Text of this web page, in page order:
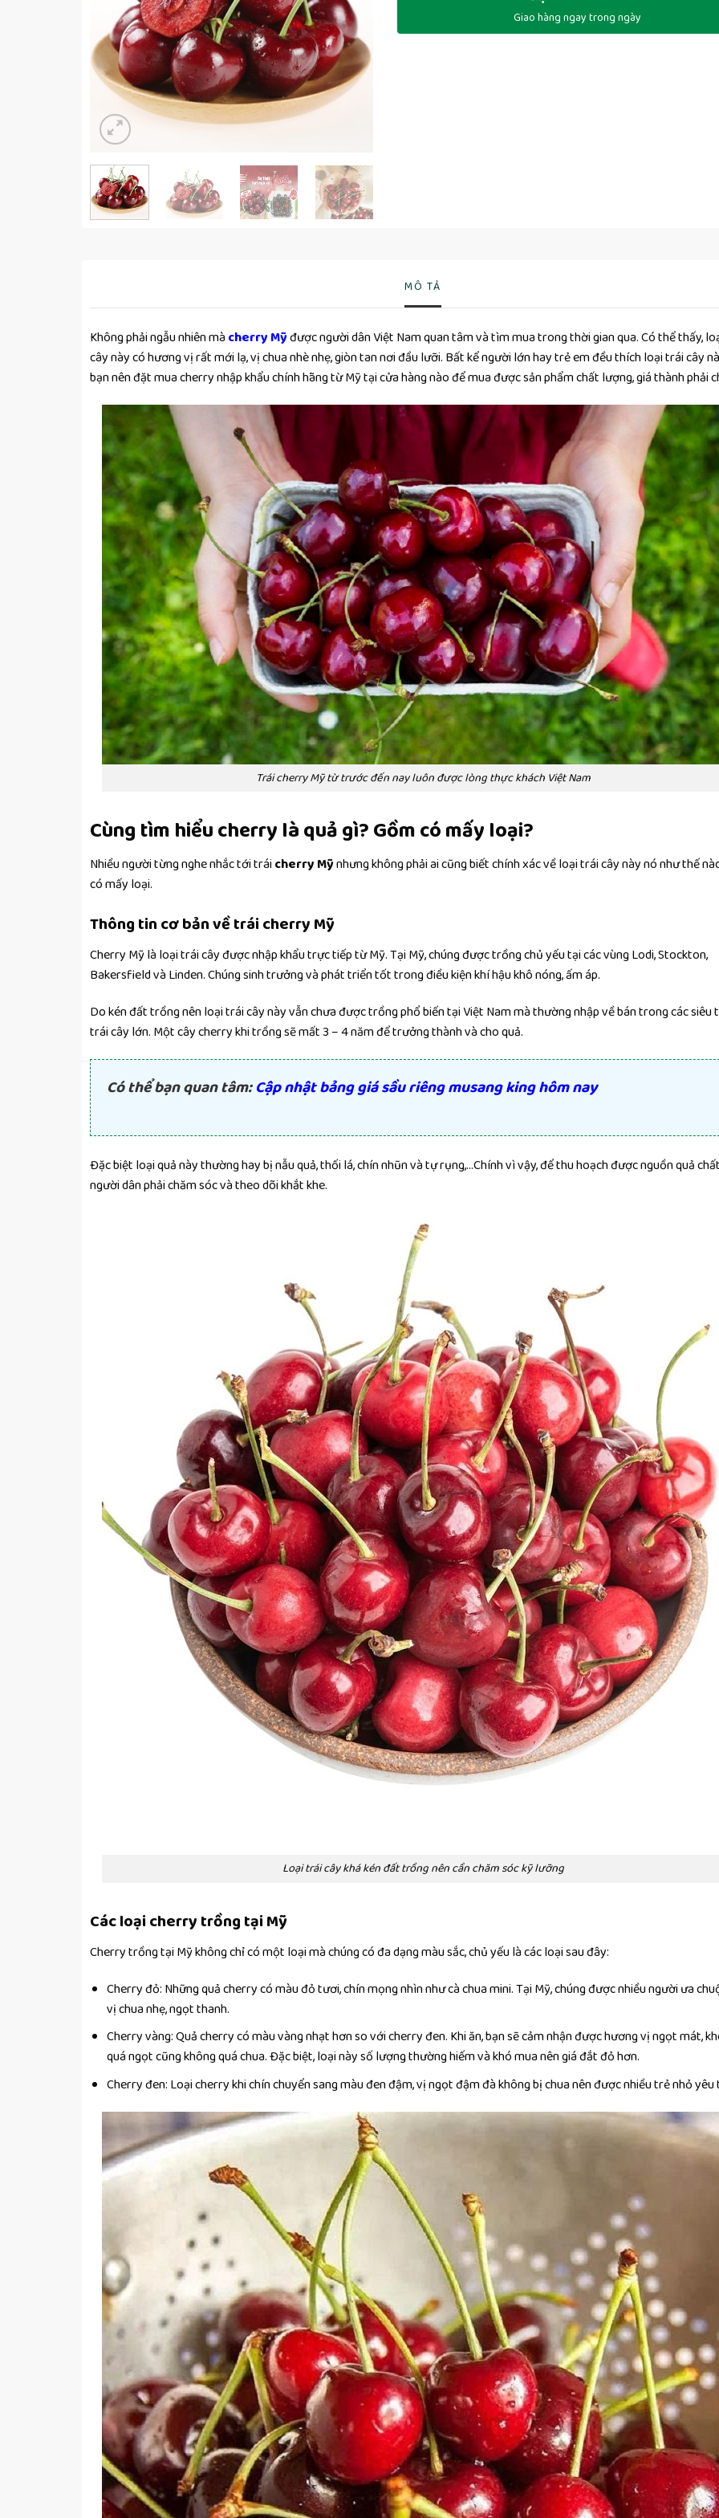
Giao hàng ngay trong ngày
MÔ TẢ
Không phải ngẫu nhiên mà cherry Mỹđược người dân Việt Nam quan tâm và tìm mua trong thời gian qua. Có thể thấy,
cây này có hương vị rất mới lạ, vị chua nhè nhẹ, giòn tan nơi đầu lưỡi. Bất kể người lớn hay trẻ em đều thích loại trái cây
bạn nên đặt mua cherry nhập khẩu chính hãng từ Mỹ tại cửa hàng nào để mua được sản phẩm chất lượng, giá thành phải
Trái cherry Mỹ từ trước đến nay luôn được lòng thực khách Việt Nam
Cùng tìm hiểu cherry là quả gì? Gồm có mấy loại?
Nhiều người từng nghe nhắc tới tráicherry Mỹnhưng không phải ai cũng biết chính xác về loại trái cây này nó như thế
có mấy loại.
Thông tin cơ bản về trái cherry Mỹ
Cherry Mỹ là loại trái cây được nhập khẩu trực tiếp từ Mỹ. Tại Mỹ, chúng được trồng chủ yếu tại các vùng Lodi, Stockton,
Bakersfield và Linden. Chúng sinh trưởng và phát triển tốt trong điều kiện khí hậu khô nóng, ấm áp.
Do kén đất trồng nên loại trái cây này vẫn chưa được trồng phổ biến tại Việt Nam mà thường nhập về bán trong các siêu
trái cây lớn. Một cây cherry khi trồng sẽ mất 3 – 4 năm để trưởng thành và cho quả.
Có thể bạn quan tâm:Cập nhật bảng giá sầu riêng musang king hôm nay
Đặc biệt loại quả này thường hay bị nẫu quả, thối lá, chín nhũn và tự rụng,…Chính vì vậy, để thu hoạch được nguồn quả
người dân phải chăm sóc và theo dõi khắt khe.
Loại trái cây khá kén đất trồng nên cần chăm sóc kỹ lưỡng
Các loại cherry trồng tại Mỹ
Cherry trồng tại Mỹ không chỉ có một loại mà chúng có đa dạng màu sắc, chủ yếu là các loại sau đây:
Cherry đỏ: Những quả cherry có màu đỏ tươi, chín mọng nhìn như cà chua mini. Tại Mỹ, chúng được nhiều người ưa
vị chua nhẹ, ngọt thanh.
Cherry vàng: Quả cherry có màu vàng nhạt hơn so với cherry đen. Khi ăn, bạn sẽ cảm nhận được hương vị ngọt mát,
quá ngọt cũng không quá chua. Đặc biệt, loại này số lượng thường hiếm và khó mua nên giá đắt đỏ hơn.
Cherry đen: Loại cherry khi chín chuyển sang màu đen đậm, vị ngọt đậm đà không bị chua nên được nhiều trẻ nhỏ yêu